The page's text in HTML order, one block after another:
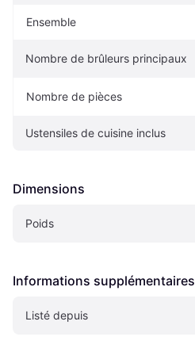
Ensemble
Nombre de brûleurs principaux
Nombre de pièces
Ustensiles de cuisine inclus
Dimensions
Poids
Informations supplémentaires
Listé depuis